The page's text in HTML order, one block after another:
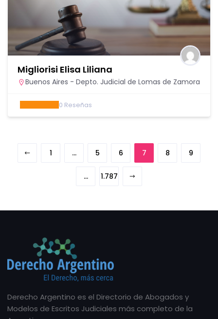
Migliorisi Elisa Liliana
Buenos Aires - Depto. Judicial de Lomas de Zamora
0 Reseñas
1 … 5 6 7 8 9
… 1.787
Derecho Argentino es el Directorio de Abogados y
Modelos de Escritos Judiciales más completo de la